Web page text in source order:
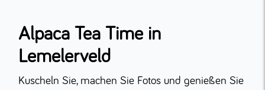
Alpaca Tea Time in
Lemelerveld
Kuscheln Sie, machen Sie Fotos und genießen Sie